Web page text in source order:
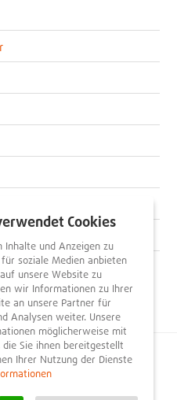
und empfehlen.
Cookies
Inhalte und Anzeigen zu
soziale Medien anbieten
unsere Website zu
wir Informationen zu Ihrer
an unsere Partner für
Analysen weiter. Unsere
möglicherweise mit
Sie ihnen bereitgestellt
Ihrer Nutzung der Dienste